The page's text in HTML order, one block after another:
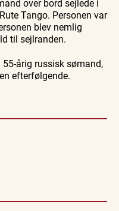
Tango. Personen var
blev nemlig
til sejlranden.
årig russisk sømand,
efterfølgende.